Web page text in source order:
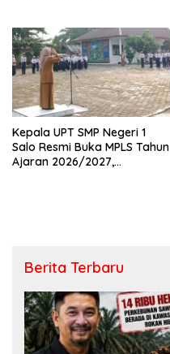
Kepala UPT SMP Negeri 1
Salo Resmi Buka MPLS Tahun
Ajaran 2026/2027,
Berita Terbaru